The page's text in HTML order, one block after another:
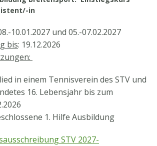
in
10.01.2027 und 05.-07.02.2027
bis: 19.12.2026
in einem Tennisverein des STV und
16. Lebensjahr bis zum
1. Hilfe Ausbildung
STV 2027-